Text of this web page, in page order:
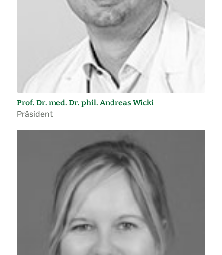
Prof. Dr. med. Dr. phil. Andreas Wicki
Präsident